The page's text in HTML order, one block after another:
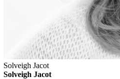
Solveigh Jacot
Solveigh Jacot